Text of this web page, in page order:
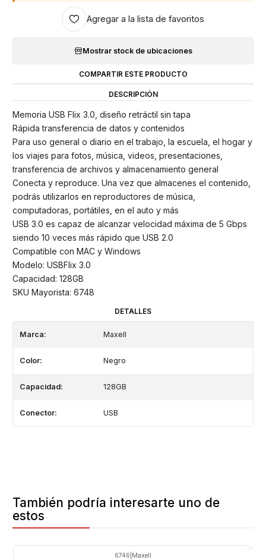
Agregar a la lista de favoritos
Mostrar stock de ubicaciones
COMPARTIR ESTE PRODUCTO
DESCRIPCIÓN
Memoria USB Flix 3.0, diseño retráctil sin tapa
Rápida transferencia de datos y contenidos
Para uso general o diario en el trabajo, la escuela, el hogar y
los viajes para fotos, música, videos, presentaciones,
transferencia de archivos y almacenamiento general
Conecta y reproduce. Una vez que almacenes el contenido,
podrás utilizarlos en reproductores de música,
computadoras, portátiles, en el auto y más
USB 3.0 es capaz de alcanzar velocidad máxima de 5 Gbps
siendo 10 veces más rápido que USB 2.0
Compatible con MAC y Windows
Modelo: USBFlix 3.0
Capacidad: 128GB
SKU Mayorista: 6748
DETALLES
Marca: Maxell
Color: Negro
Capacidad: 128GB
Conector: USB
También podría interesarte uno de
estos
6746 Maxell